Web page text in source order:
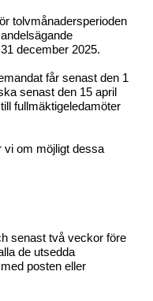
tolvmånadersperioden
december 2025.
får senast den 1
senast den 15 april
fullmäktigeledamöter
vi om möjligt dessa
senast två veckor före
de utsedda
posten eller